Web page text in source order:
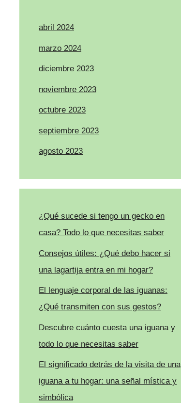
abril 2024
marzo 2024
diciembre 2023
noviembre 2023
octubre 2023
septiembre 2023
agosto 2023
¿Qué sucede si tengo un gecko en
casa? Todo lo que necesitas saber
Consejos útiles: ¿Qué debo hacer si
una lagartija entra en mi hogar?
El lenguaje corporal de las iguanas:
¿Qué transmiten con sus gestos?
Descubre cuánto cuesta una iguana y
todo lo que necesitas saber
El significado detrás de la visita de una
iguana a tu hogar: una señal mística y
simbólica